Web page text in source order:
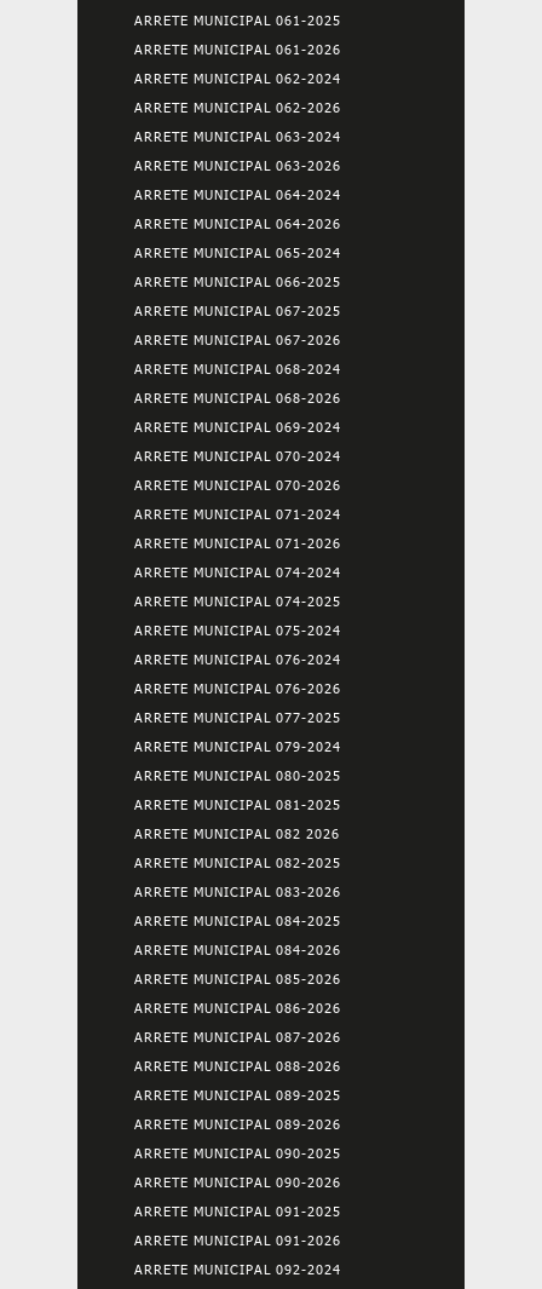
ARRETE MUNICIPAL 061-2025
ARRETE MUNICIPAL 061-2026
ARRETE MUNICIPAL 062-2024
ARRETE MUNICIPAL 062-2026
ARRETE MUNICIPAL 063-2024
ARRETE MUNICIPAL 063-2026
ARRETE MUNICIPAL 064-2024
ARRETE MUNICIPAL 064-2026
ARRETE MUNICIPAL 065-2024
ARRETE MUNICIPAL 066-2025
ARRETE MUNICIPAL 067-2025
ARRETE MUNICIPAL 067-2026
ARRETE MUNICIPAL 068-2024
ARRETE MUNICIPAL 068-2026
ARRETE MUNICIPAL 069-2024
ARRETE MUNICIPAL 070-2024
ARRETE MUNICIPAL 070-2026
ARRETE MUNICIPAL 071-2024
ARRETE MUNICIPAL 071-2026
ARRETE MUNICIPAL 074-2024
ARRETE MUNICIPAL 074-2025
ARRETE MUNICIPAL 075-2024
ARRETE MUNICIPAL 076-2024
ARRETE MUNICIPAL 076-2026
ARRETE MUNICIPAL 077-2025
ARRETE MUNICIPAL 079-2024
ARRETE MUNICIPAL 080-2025
ARRETE MUNICIPAL 081-2025
ARRETE MUNICIPAL 082 2026
ARRETE MUNICIPAL 082-2025
ARRETE MUNICIPAL 083-2026
ARRETE MUNICIPAL 084-2025
ARRETE MUNICIPAL 084-2026
ARRETE MUNICIPAL 085-2026
ARRETE MUNICIPAL 086-2026
ARRETE MUNICIPAL 087-2026
ARRETE MUNICIPAL 088-2026
ARRETE MUNICIPAL 089-2025
ARRETE MUNICIPAL 089-2026
ARRETE MUNICIPAL 090-2025
ARRETE MUNICIPAL 090-2026
ARRETE MUNICIPAL 091-2025
ARRETE MUNICIPAL 091-2026
ARRETE MUNICIPAL 092-2024